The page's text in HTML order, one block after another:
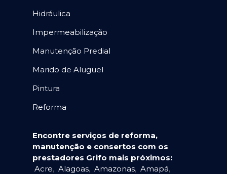
Hidráulica
Impermeabilização
Manutenção Predial
Marido de Aluguel
Pintura
Reforma
Encontre serviços de reforma,
manutenção e consertos com os
prestadores Grifo mais próximos:
Acre, Alagoas, Amazonas, Amapá,